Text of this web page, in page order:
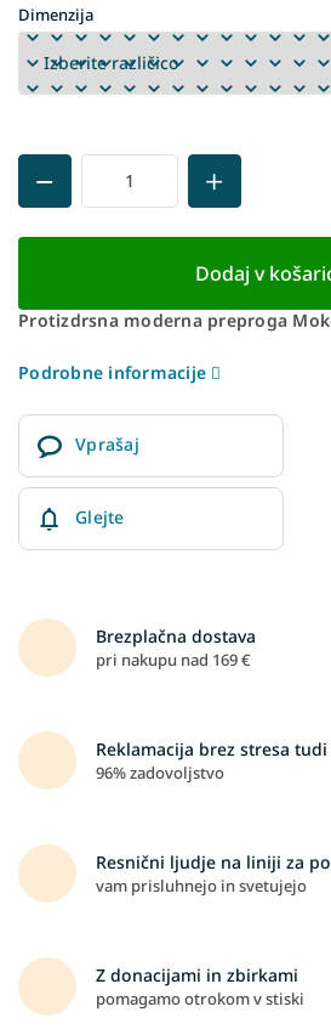
Dimenzija
Dodaj v
Protizdrsna moderna preproga
Podrobne informacije
Vprašaj
Glejte
Brezplačna dostava
pri nakupu nad 169 €
Reklamacija brez stresa
96% zadovoljstvo
Resnični ljudje na liniji za
vam prisluhnejo in svetujejo
Z donacijami in zbirkami
pomagamo otrokom v stiski